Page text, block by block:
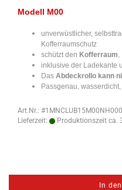
Modell M00
unverwüstlicher,
Kofferraumschutz
schützt den Kofferraum,
inklusive der Ladekante
Das Abdeckrollo kann
Passgenau,
Art.Nr.:
Lieferzeit:
Produktionszeit ca.
In